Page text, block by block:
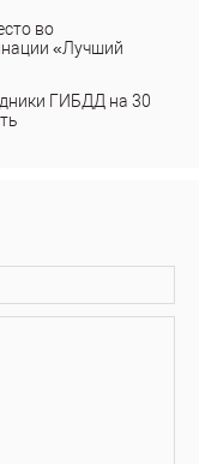
во
«Лучший
ГИБДД на 30